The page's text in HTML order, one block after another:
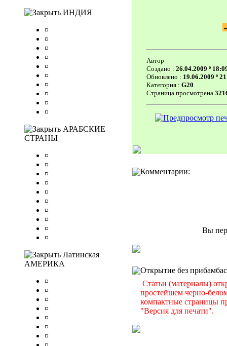
ИНДИЯ
¤
¤
¤
¤
¤
¤
¤
¤
¤
¤
АРАБСКИЕ
СТРАНЫ
¤
¤
¤
¤
¤
¤
¤
¤
¤
¤
Латинская
АМЕРИКА
¤
¤
¤
¤
¤
¤
¤
Автор
Создано : 26.04.2009 º
Обновлено : 19.06.2009 º
Категория : G20
Страница просмотрена
Комментарии:
Вы
Открытие без
Статьи (материалы)
простейшем черно-
компактные страницы
"Версия для печати".